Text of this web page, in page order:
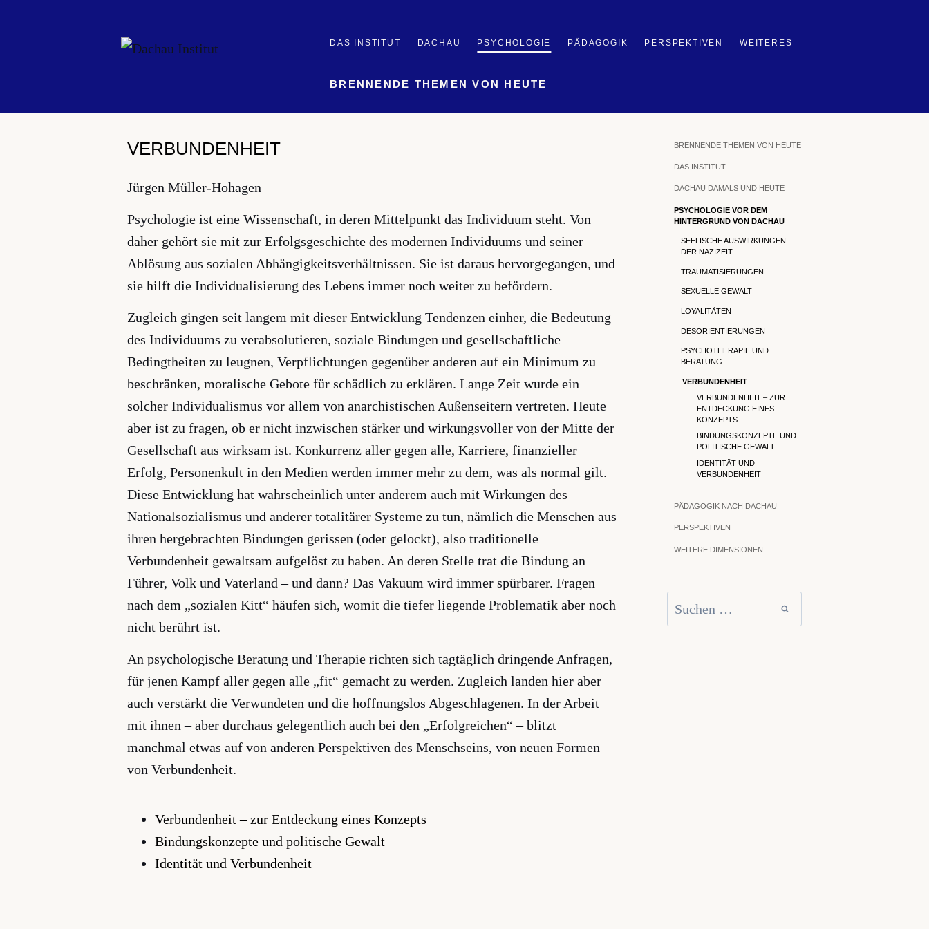
DAS INSTITUT DACHAU PSYCHOLOGIE PÄDAGOGIK PERSPEKTIVEN WEITERES
BRENNENDE THEMEN VON HEUTE
VERBUNDENHEIT
Jürgen Müller-Hohagen
Psychologie ist eine Wissenschaft, in deren Mittelpunkt das Individuum steht. Von
daher gehört sie mit zur Erfolgsgeschichte des modernen Individuums und seiner
Ablösung aus sozialen Abhängigkeitsverhältnissen. Sie ist daraus hervorgegangen, und
sie hilft die Individualisierung des Lebens immer noch weiter zu befördern.
Zugleich gingen seit langem mit dieser Entwicklung Tendenzen einher, die Bedeutung
des Individuums zu verabsolutieren, soziale Bindungen und gesellschaftliche
Bedingtheiten zu leugnen, Verpflichtungen gegenüber anderen auf ein Minimum zu
beschränken, moralische Gebote für schädlich zu erklären. Lange Zeit wurde ein
solcher Individualismus vor allem von anarchistischen Außenseitern vertreten. Heute
aber ist zu fragen, ob er nicht inzwischen stärker und wirkungsvoller von der Mitte der
Gesellschaft aus wirksam ist. Konkurrenz aller gegen alle, Karriere, finanzieller
Erfolg, Personenkult in den Medien werden immer mehr zu dem, was als normal gilt.
Diese Entwicklung hat wahrscheinlich unter anderem auch mit Wirkungen des
Nationalsozialismus und anderer totalitärer Systeme zu tun, nämlich die Menschen aus
ihren hergebrachten Bindungen gerissen (oder gelockt), also traditionelle
Verbundenheit gewaltsam aufgelöst zu haben. An deren Stelle trat die Bindung an
Führer, Volk und Vaterland – und dann? Das Vakuum wird immer spürbarer. Fragen
nach dem „sozialen Kitt“ häufen sich, womit die tiefer liegende Problematik aber noch
nicht berührt ist.
An psychologische Beratung und Therapie richten sich tagtäglich dringende Anfragen,
für jenen Kampf aller gegen alle „fit“ gemacht zu werden. Zugleich landen hier aber
auch verstärkt die Verwundeten und die hoffnungslos Abgeschlagenen. In der Arbeit
mit ihnen – aber durchaus gelegentlich auch bei den „Erfolgreichen“ – blitzt
manchmal etwas auf von anderen Perspektiven des Menschseins, von neuen Formen
von Verbundenheit.
Verbundenheit – zur Entdeckung eines Konzepts
Bindungskonzepte und politische Gewalt
Identität und Verbundenheit
BRENNENDE THEMEN VON HEUTE
DAS INSTITUT
DACHAU DAMALS UND HEUTE
PSYCHOLOGIE VOR DEM
HINTERGRUND VON DACHAU
SEELISCHE AUSWIRKUNGEN
DER NAZIZEIT
TRAUMATISIERUNGEN
SEXUELLE GEWALT
LOYALITÄTEN
DESORIENTIERUNGEN
PSYCHOTHERAPIE UND
BERATUNG
VERBUNDENHEIT
VERBUNDENHEIT – ZUR
ENTDECKUNG EINES
KONZEPTS
BINDUNGSKONZEPTE UND
POLITISCHE GEWALT
IDENTITÄT UND
VERBUNDENHEIT
PÄDAGOGIK NACH DACHAU
PERSPEKTIVEN
WEITERE DIMENSIONEN
nach: